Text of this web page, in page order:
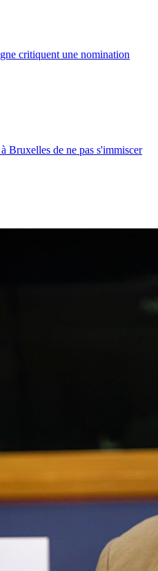
critiquent une nomination
Bruxelles de ne pas s'immiscer